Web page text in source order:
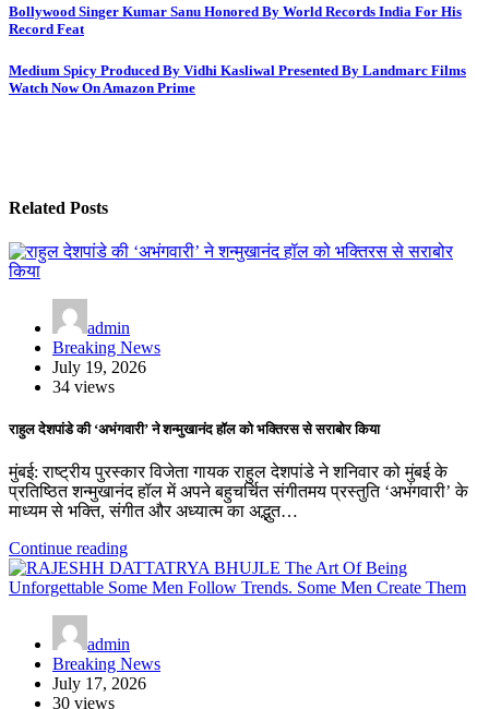
Post
navigation
Bollywood Singer Kumar Sanu Honored By World Records India For His
Record Feat
Medium Spicy Produced By Vidhi Kasliwal Presented By Landmarc Films
Watch Now On Amazon Prime
Related Posts
admin
Breaking News
July 19, 2026
34 views
राहुल देशपांडे की ‘अभंगवारी’ ने शन्मुखानंद हॉल को भक्तिरस से सराबोर किया
मुंबई: राष्ट्रीय पुरस्कार विजेता गायक राहुल देशपांडे ने शनिवार को मुंबई के
प्रतिष्ठित शन्मुखानंद हॉल में अपने बहुचर्चित संगीतमय प्रस्तुति ‘अभंगवारी’ के
माध्यम से भक्ति, संगीत और अध्यात्म का अद्भुत…
Continue reading
admin
Breaking News
July 17, 2026
30 views